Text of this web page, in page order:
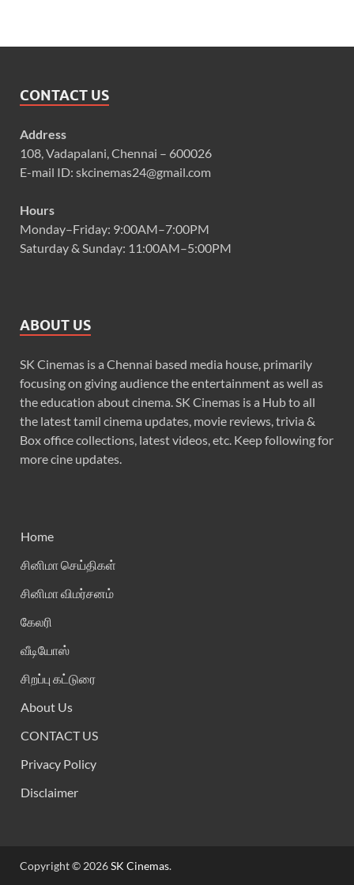
CONTACT US
Address
108, Vadapalani, Chennai – 600026
E-mail ID: skcinemas24@gmail.com
Hours
Monday–Friday: 9:00AM–7:00PM
Saturday & Sunday: 11:00AM–5:00PM
ABOUT US
SK Cinemas is a Chennai based media house, primarily
focusing on giving audience the entertainment as well as
the education about cinema. SK Cinemas is a Hub to all
the latest tamil cinema updates, movie reviews, trivia &
Box office collections, latest videos, etc. Keep following for
more cine updates.
Home
சினிமா செய்திகள்
சினிமா விமர்சனம்
கேலரி
வீடியோஸ்
சிறப்பு கட்டுரை
About Us
CONTACT US
Privacy Policy
Disclaimer
Copyright © 2026SK Cinemas.